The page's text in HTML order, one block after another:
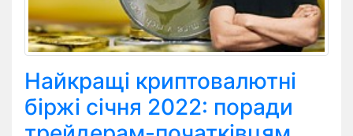
Найкращі криптовалютні
біржі січня 2022: поради